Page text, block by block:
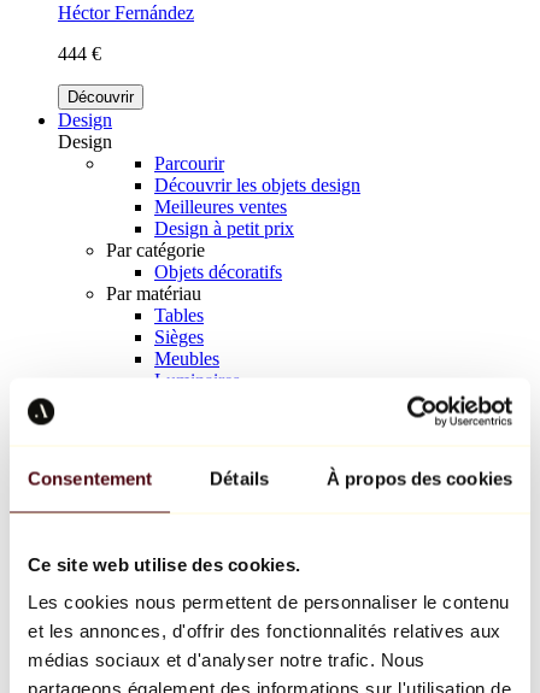
Consentement Détails À propos des cookies
Ce site web utilise des cookies.
Les cookies nous permettent de personnaliser le contenu
et les annonces, d'offrir des fonctionnalités relatives aux
médias sociaux et d'analyser notre trafic. Nous
partageons également des informations sur l'utilisation de
Héctor Fernández
444 €
Découvrir
Design
Design
Parcourir
Découvrir les objets design
Meilleures ventes
Design à petit prix
Par catégorie
Objets décoratifs
Par matériau
Tables
Sièges
Meubles
Luminaires
Richard Orlinski
Keith Haring
Jeff Koons
Jean-Michel Basquiat
Tous les designers
Œuvre de la semaine